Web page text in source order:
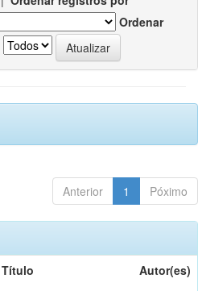
Ordenar
Anterior 1 Póximo
Título Autor(es)